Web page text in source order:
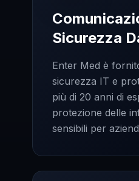
Sicurezza
Enter Med è
sicurezza IT e
più di 20 anni di
protezione delle
sensibili per